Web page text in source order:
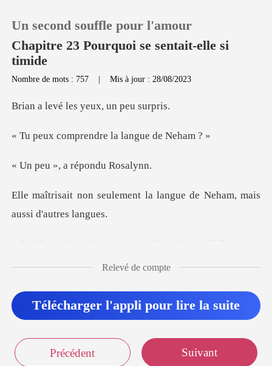
Historique
Déconnexion
Un second souffle pour l'amour
Chapitre 23 Pourquoi se sentait-elle si
timide
Nombre de mots : 757 |Mis à jour : 28/08/2023
les yeux, un
rendre la lang
, a répond
ent la langue de Neham, ma
t facile à déforme
enu du c
Relevé de compte
Télécharger l'appli pour lire la suite
Précédent Suivant